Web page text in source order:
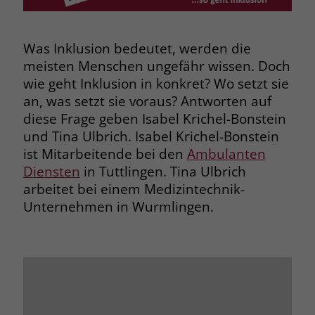
Was Inklusion bedeutet, werden die
meisten Menschen ungefähr wissen. Doch
wie geht Inklusion in konkret? Wo setzt sie
an, was setzt sie voraus? Antworten auf
diese Frage geben Isabel Krichel-Bonstein
und Tina Ulbrich. Isabel Krichel-Bonstein
ist Mitarbeitende bei den Ambulanten
Diensten in Tuttlingen. Tina Ulbrich
arbeitet bei einem Medizintechnik-
Unternehmen in Wurmlingen.
Anbieter stiftung-liebenau.de
Laufzeit Session
Zweck
Behält die Zustände des Benutzers bei
allen Seitenanfragen bei.
Name cookie_optin
Anbieter www.stiftung-liebenau.de
Zweck
Browsers und die Einstellungen
Dadurch wird gewährleistet, dass
Aktionen, die bei späteren Besuchen
derselben Website durchgeführt
werden, mit derselben
Benutzerkennung verknüpft werden.
Name _clsk
Anbieter www.clarity.ms
Laufzeit 1 Jahr